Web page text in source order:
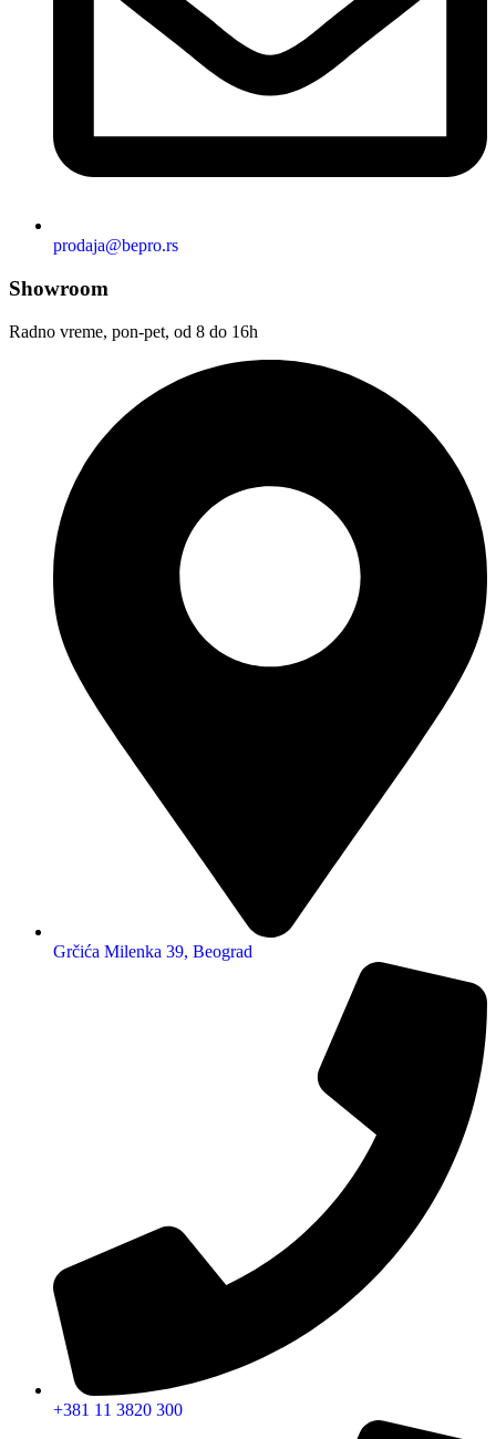
prodaja@bepro.rs
Showroom
Radno vreme, pon-pet, od 8 do 16h
Grčića Milenka 39, Beograd
+381 11 3820 300